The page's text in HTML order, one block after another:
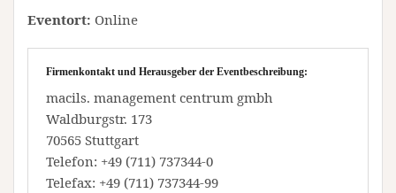
Eventort: Online
Firmenkontakt und Herausgeber der Eventbeschreibung:
macils. management centrum gmbh
Waldburgstr. 173
70565 Stuttgart
Telefon: +49 (711) 737344-0
Telefax: +49 (711) 737344-99